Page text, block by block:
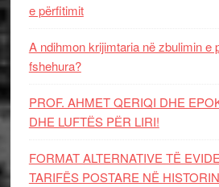
e përfitimit
A ndihmon krijimtaria në zbulimin e
fshehura?
PROF. AHMET QERIQI DHE
DHE LUFTЁS PЁR LIRI!
FORMAT ALTERNATIVE TË
TARIFËS POSTARE NË